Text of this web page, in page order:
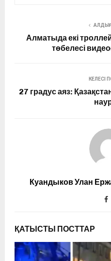
Алматыда екі
төбелесі
КЕЛЕСІ
27 градус аяз:
Куандыков Улан
ҚАТЫСТЫ ПОСТТАР